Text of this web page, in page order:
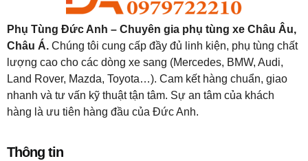
Phụ Tùng Đức Anh – Chuyên gia phụ tùng xe Châu Âu,
Châu Á. Chúng tôi cung cấp đầy đủ linh kiện, phụ tùng chất
lượng cao cho các dòng xe sang (Mercedes, BMW, Audi,
Land Rover, Mazda, Toyota…). Cam kết hàng chuẩn, giao
nhanh và tư vấn kỹ thuật tận tâm. Sự an tâm của khách
hàng là ưu tiên hàng đầu của Đức Anh.
Thông tin